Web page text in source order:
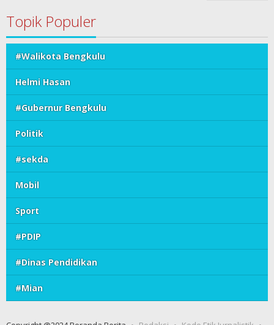
Topik Populer
#Walikota Bengkulu
Helmi Hasan
#Gubernur Bengkulu
Politik
#sekda
Mobil
Sport
#PDIP
#Dinas Pendidikan
#Mian